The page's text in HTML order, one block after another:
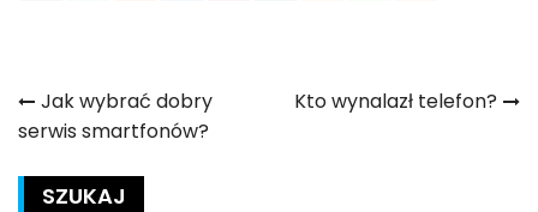
Nawigacja
wpisu
Jak wybrać dobry
serwis smartfonów?
Kto wynalazł telefon?
SZUKAJ